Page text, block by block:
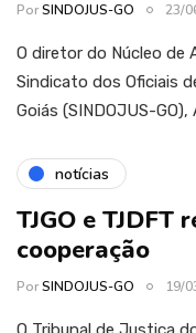
PorSINDOJUS-GO 23/
O diretor do Núcleo de
Sindicato dos Oficiais
Goiás (SINDOJUS-
notícias
TJGO e TJDFT
cooperação
PorSINDOJUS-GO 19/